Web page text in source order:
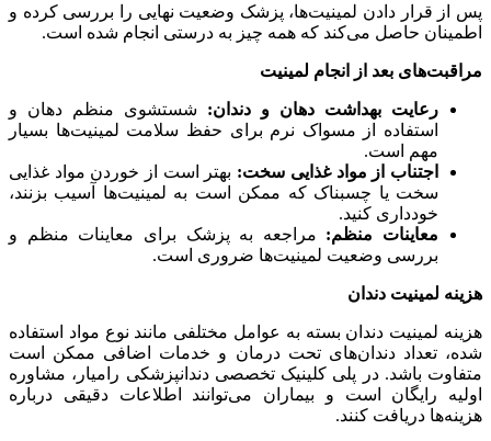
پس از قرار دادن لمینیت‌ها، پزشک وضعیت نهایی را بررسی کرده و
اطمینان حاصل می‌کند که همه چیز به درستی انجام شده است.
مراقبت‌های بعد از انجام لمینیت
رعایت بهداشت دهان و دندان: شستشوی منظم دهان و
استفاده از مسواک نرم برای حفظ سلامت لمینیت‌ها بسیار
مهم است.
اجتناب از مواد غذایی سخت: بهتر است از خوردن مواد غذایی
سخت یا چسبناک که ممکن است به لمینیت‌ها آسیب بزنند،
خودداری کنید.
معاینات منظم: مراجعه به پزشک برای معاینات منظم و
بررسی وضعیت لمینیت‌ها ضروری است.
هزینه لمینیت دندان
هزینه لمینیت دندان بسته به عوامل مختلفی مانند نوع مواد استفاده
شده، تعداد دندان‌های تحت درمان و خدمات اضافی ممکن است
متفاوت باشد. در پلی کلینیک تخصصی دندانپزشکی رامیار، مشاوره
اولیه رایگان است و بیماران می‌توانند اطلاعات دقیقی درباره
هزینه‌ها دریافت کنند.